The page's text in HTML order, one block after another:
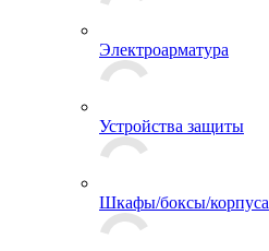
Электроарматура
Устройства защиты
Шкафы/боксы/корпуса